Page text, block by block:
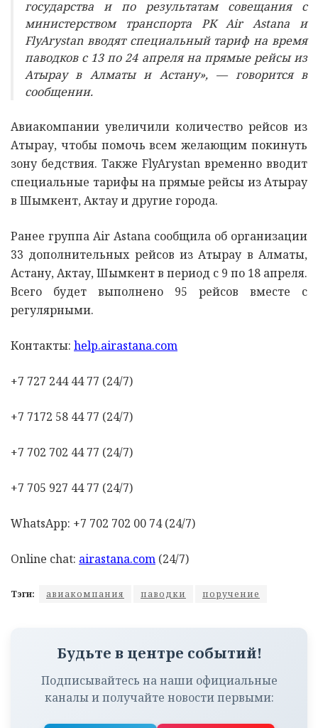
государства и по результатам совещания с
министерством транспорта РК Air Astana и
FlyArystan вводят специальный тариф на время
паводков с 13 по 24 апреля на прямые рейсы из
Атырау в Алматы и Астану», — говорится в
сообщении.
Авиакомпании увеличили количество рейсов из
Атырау, чтобы помочь всем желающим покинуть
зону бедствия. Также FlyArystan временно вводит
специальные тарифы на прямые рейсы из Атырау
в Шымкент, Актау и другие города.
Ранее группа Air Astana сообщила об организации
33 дополнительных рейсов из Атырау в Алматы,
Астану, Актау, Шымкент в период с 9 по 18 апреля.
Всего будет выполнено 95 рейсов вместе с
регулярными.
Контакты: help.airastana.com
+7 727 244 44 77 (24/7)
+7 7172 58 44 77 (24/7)
+7 702 702 44 77 (24/7)
+7 705 927 44 77 (24/7)
WhatsApp: +7 702 702 00 74 (24/7)
Online chat: airastana.com (24/7)
Тэги: авиакомпания паводки поручение
Будьте в центре событий!
Подписывайтесь на наши официальные
каналы и получайте новости первыми: